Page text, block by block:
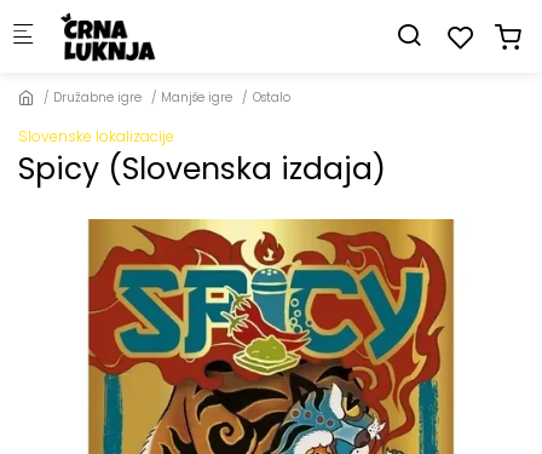
Skip to main content
Družabne igre Manjše igre Ostalo
Slovenske lokalizacije
Spicy (Slovenska izdaja)